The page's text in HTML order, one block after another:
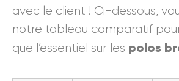
avec le client ! Ci-dessous,
notre tableau comparatif
que l’essentiel sur les polos